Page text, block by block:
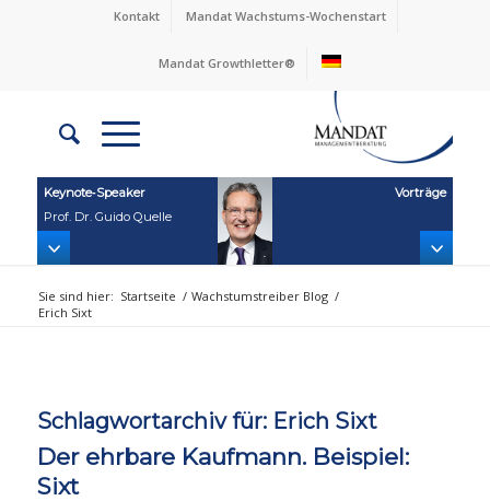
Kontakt Mandat Wachstums-Wochenstart
Mandat Growthletter®
Keynote‑Speaker
Prof. Dr. Guido Quelle
Vorträge
Sie sind hier: Startseite / Wachstumstreiber Blog /
Erich Sixt
Schlagwortarchiv für: Erich Sixt
Der ehrbare Kaufmann. Beispiel:
Sixt